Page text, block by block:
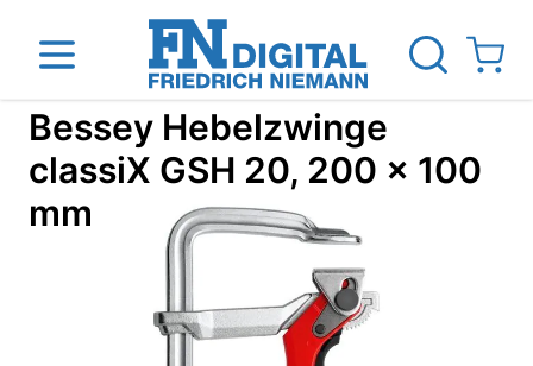
Direkt zum Inhalt
Das Unternehmen Standorte
View
Bessey Hebelzwinge
classiX GSH 20, 200 x 100
mm